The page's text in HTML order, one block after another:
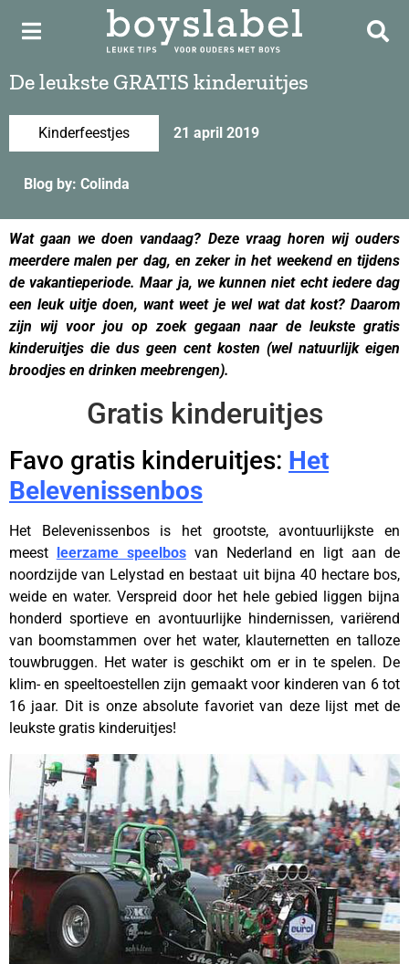
De leukste GRATIS kinderuitjes
Kinderfeestjes 21 april 2019
Blog by: Colinda
Wat gaan we doen vandaag? Deze vraag horen wij ouders
meerdere malen per dag, en zeker in het weekend en tijdens
de vakantieperiode. Maar ja, we kunnen niet echt iedere dag
een leuk uitje doen, want weet je wel wat dat kost? Daarom
zijn wij voor jou op zoek gegaan naar de leukste gratis
kinderuitjes die dus geen cent kosten (wel natuurlijk eigen
broodjes en drinken meebrengen).
Gratis kinderuitjes
Favo gratis kinderuitjes: Het
Belevenissenbos
Het Belevenissenbos is het grootste, avontuurlijkste en
meest leerzame speelbosvan Nederland en ligt aan de
noordzijde van Lelystad en bestaat uit bijna 40 hectare bos,
weide en water. Verspreid door het hele gebied liggen bijna
honderd sportieve en avontuurlijke hindernissen, variërend
van boomstammen over het water, klauternetten en talloze
touwbruggen. Het water is geschikt om er in te spelen. De
klim- en speeltoestellen zijn gemaakt voor kinderen van 6 tot
16 jaar. Dit is onze absolute favoriet van deze lijst met de
leukste gratis kinderuitjes!